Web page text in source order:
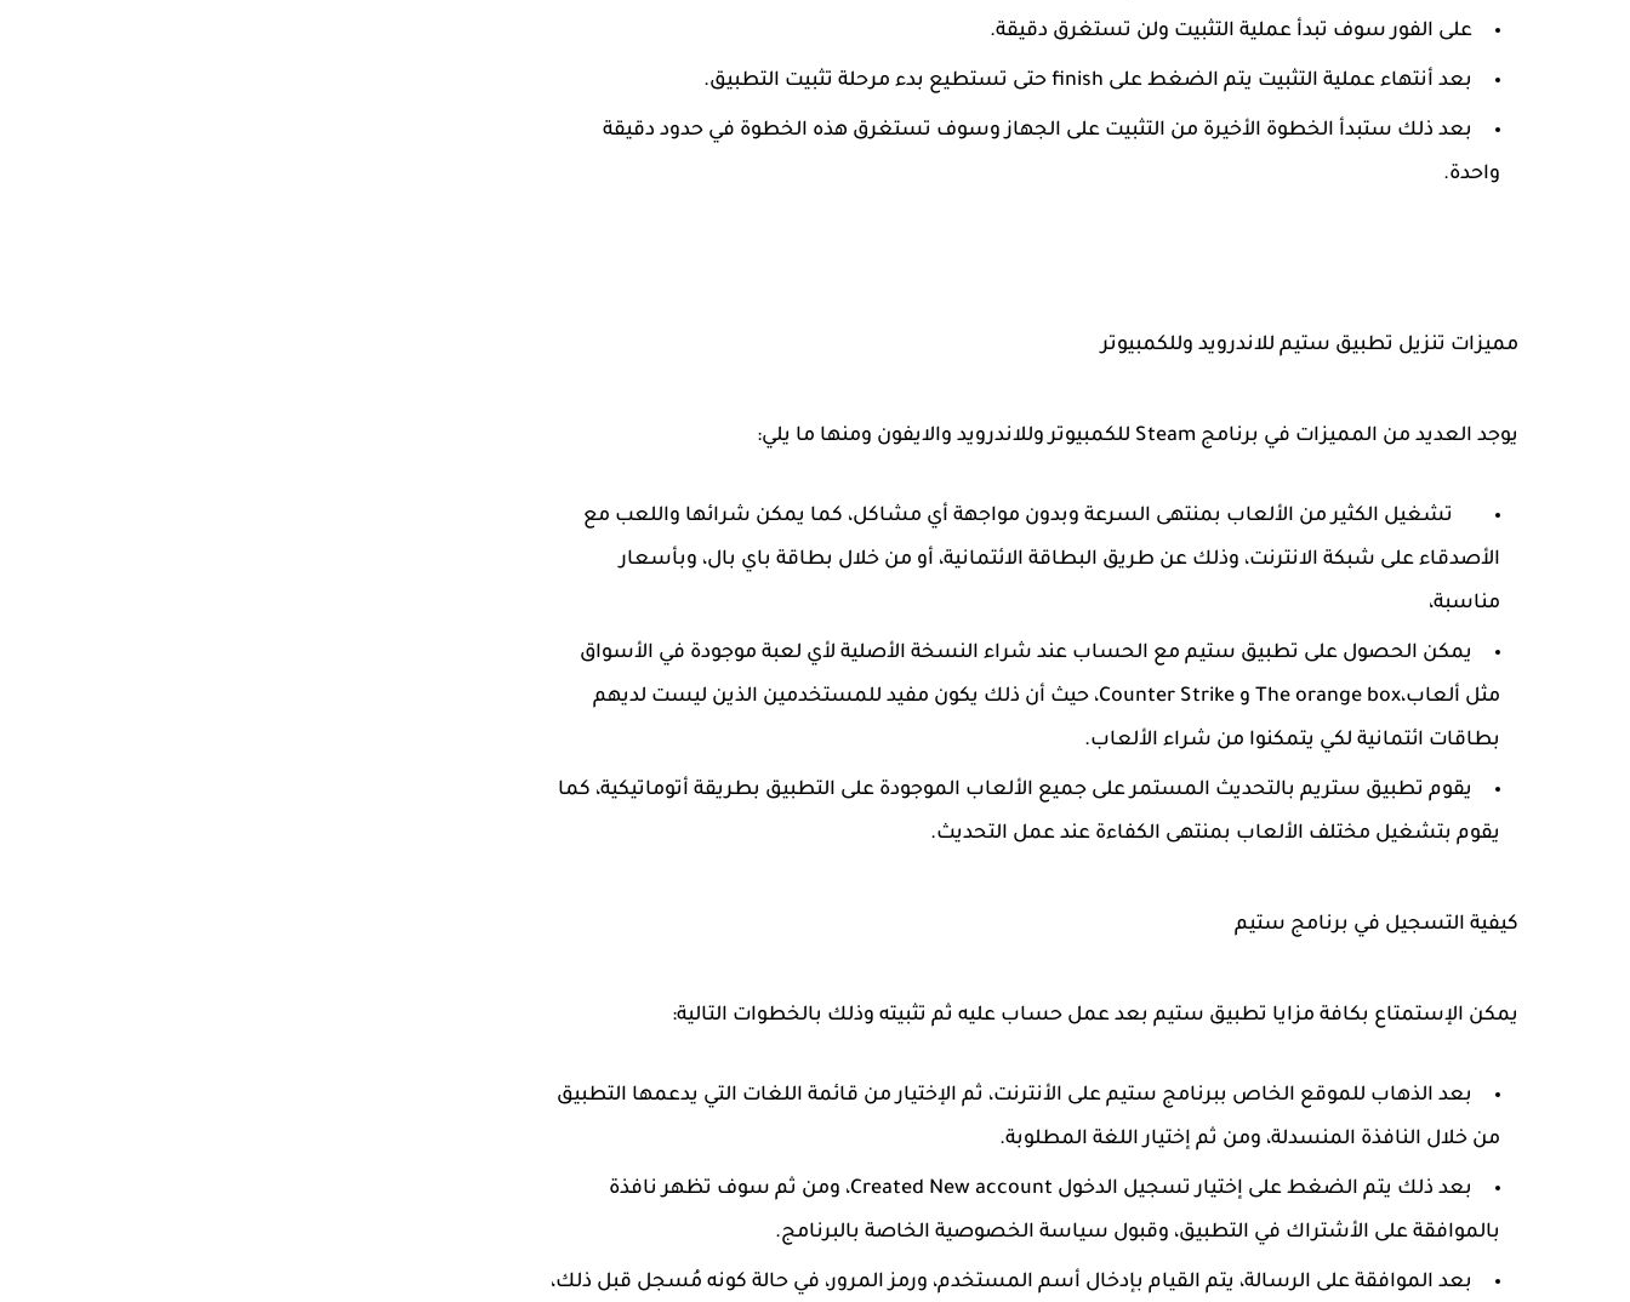
على الفور سوف تبدأ عملية التثبيت ولن تستغرق دقيقة.
بعد أنتهاء عملية التثبيت يتم الضغط على finish حتى تستطيع بدء مرحلة تثبيت التطبيق.
بعد ذلك ستبدأ الخطوة الأخيرة من التثبيت على الجهاز وسوف تستغرق هذه الخطوة في حدود دقيقة
واحدة.
مميزات تنزيل تطبيق ستيم للاندرويد وللكمبيوتر
يوجد العديد من المميزات في برنامج Steam للكمبيوتر وللاندرويد والايفون ومنها ما يلي:
تشغيل الكثير من الألعاب بمنتهى السرعة وبدون مواجهة أي مشاكل، كما يمكن شرائها واللعب مع
الأصدقاء على شبكة الانترنت، وذلك عن طريق البطاقة الائتمانية، أو من خلال بطاقة باي بال، وبأسعار
مناسبة،
يمكن الحصول على تطبيق ستيم مع الحساب عند شراء النسخة الأصلية لأي لعبة موجودة في الأسواق
مثل ألعاب،The orange box و Counter Strike، حيث أن ذلك يكون مفيد للمستخدمين الذين ليست لديهم
بطاقات ائتمانية لكي يتمكنوا من شراء الألعاب.
يقوم تطبيق ستريم بالتحديث المستمر على جميع الألعاب الموجودة على التطبيق بطريقة أتوماتيكية، كما
يقوم بتشغيل مختلف الألعاب بمنتهى الكفاءة عند عمل التحديث.
كيفية التسجيل في برنامج ستيم
يمكن الإستمتاع بكافة مزايا تطبيق ستيم بعد عمل حساب عليه ثم تثبيته وذلك بالخطوات التالية:
بعد الذهاب للموقع الخاص ببرنامج ستيم على الأنترنت، ثم الإختيار من قائمة اللغات التي يدعمها التطبيق
من خلال النافذة المنسدلة، ومن ثم إختيار اللغة المطلوبة.
بعد ذلك يتم الضغط على إختيار تسجيل الدخول Created New account، ومن ثم سوف تظهر نافذة
بالموافقة على الأشتراك في التطبيق، وقبول سياسة الخصوصية الخاصة بالبرنامج.
بعد الموافقة على الرسالة، يتم القيام بإدخال أسم المستخدم، ورمز المرور، في حالة كونه مُسجل قبل ذلك،